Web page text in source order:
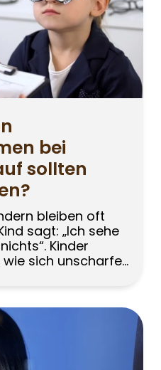
bei
sollten
bleiben oft
sagt: „Ich sehe
Kinder
sich unscharfes
Weise
halten sie
Deshalb
auf direkte
auf Verhalten